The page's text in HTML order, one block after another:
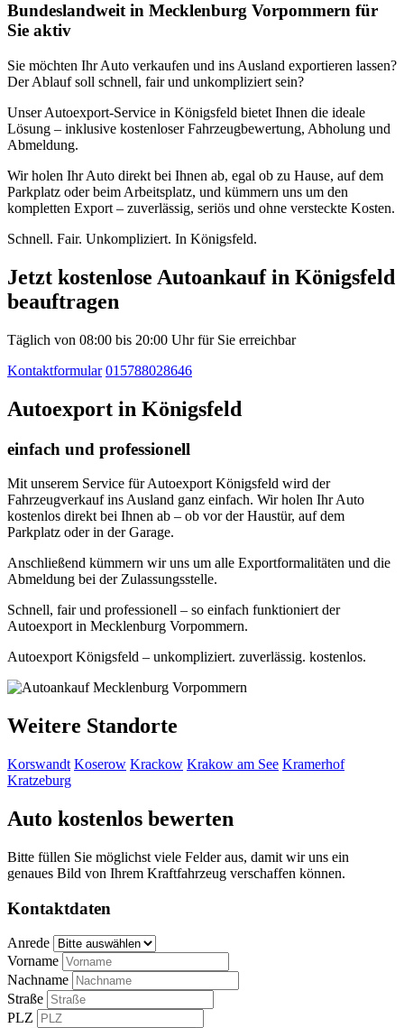
Bundeslandweit in Mecklenburg Vorpommern für
Sie aktiv
Sie möchten Ihr Auto verkaufen und ins Ausland exportieren lassen?
Der Ablauf soll schnell, fair und unkompliziert sein?
Unser Autoexport-Service in Königsfeld bietet Ihnen die ideale
Lösung – inklusive kostenloser Fahrzeugbewertung, Abholung und
Abmeldung.
Wir holen Ihr Auto direkt bei Ihnen ab, egal ob zu Hause, auf dem
Parkplatz oder beim Arbeitsplatz, und kümmern uns um den
kompletten Export – zuverlässig, seriös und ohne versteckte Kosten.
Schnell. Fair. Unkompliziert. In Königsfeld.
Jetzt kostenlose Autoankauf in Königsfeld
beauftragen
Täglich von 08:00 bis 20:00 Uhr für Sie erreichbar
Kontaktformular 015788028646
Autoexport in Königsfeld
einfach und professionell
Mit unserem Service für Autoexport Königsfeld wird der
Fahrzeugverkauf ins Ausland ganz einfach. Wir holen Ihr Auto
kostenlos direkt bei Ihnen ab – ob vor der Haustür, auf dem
Parkplatz oder in der Garage.
Anschließend kümmern wir uns um alle Exportformalitäten und die
Abmeldung bei der Zulassungsstelle.
Schnell, fair und professionell – so einfach funktioniert der
Autoexport in Mecklenburg Vorpommern.
Autoexport Königsfeld – unkompliziert. zuverlässig. kostenlos.
Weitere Standorte
Korswandt Koserow Krackow Krakow am See Kramerhof
Kratzeburg
Auto kostenlos bewerten
Bitte füllen Sie möglichst viele Felder aus, damit wir uns ein
genaues Bild von Ihrem Kraftfahrzeug verschaffen können.
Kontaktdaten
Anrede
Vorname
Nachname
Straße
PLZ